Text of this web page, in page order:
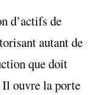
d’actifs de
autant de
que doit
ouvre la porte